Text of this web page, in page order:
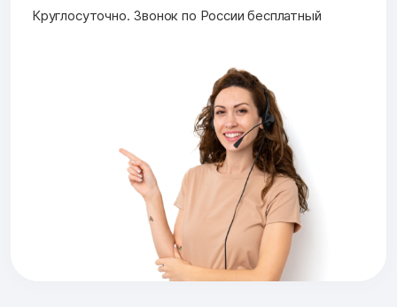
Круглосуточно. Звонок по России бесплатный